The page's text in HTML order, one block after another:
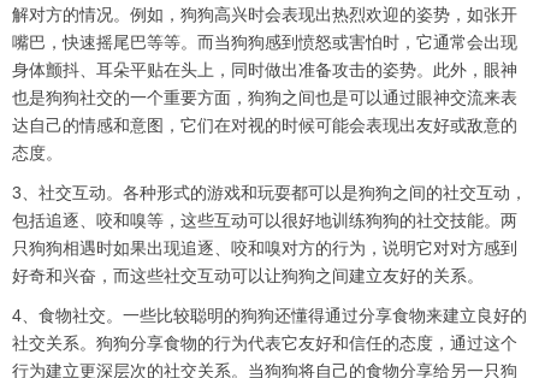
解对方的情况。例如，狗狗高兴时会表现出热烈欢迎的姿势，如张开
嘴巴，快速摇尾巴等等。而当狗狗感到愤怒或害怕时，它通常会出现
身体颤抖、耳朵平贴在头上，同时做出准备攻击的姿势。此外，眼神
也是狗狗社交的一个重要方面，狗狗之间也是可以通过眼神交流来表
达自己的情感和意图，它们在对视的时候可能会表现出友好或敌意的
态度。
3、社交互动。各种形式的游戏和玩耍都可以是狗狗之间的社交互动，
包括追逐、咬和嗅等，这些互动可以很好地训练狗狗的社交技能。两
只狗狗相遇时如果出现追逐、咬和嗅对方的行为，说明它对对方感到
好奇和兴奋，而这些社交互动可以让狗狗之间建立友好的关系。
4、食物社交。一些比较聪明的狗狗还懂得通过分享食物来建立良好的
社交关系。狗狗分享食物的行为代表它友好和信任的态度，通过这个
行为建立更深层次的社交关系。当狗狗将自己的食物分享给另一只狗